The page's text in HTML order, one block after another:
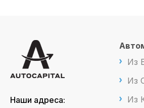
Наши адреса:
Из
Из
Из